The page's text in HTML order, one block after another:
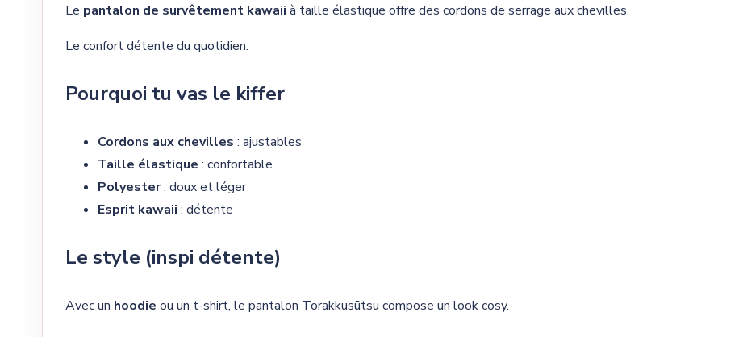
Le pantalon de survêtement kawaii à taille élastique offre des cordons de serrage aux chevilles.
Le confort détente du quotidien.
Pourquoi tu vas le kiffer
Cordons aux chevilles : ajustables
Taille élastique : confortable
Polyester: doux et léger
Esprit kawaii : détente
Le style (inspi détente)
Avec un hoodie ou un t-shirt, le pantalon Torakkusūtsu compose un look cosy.